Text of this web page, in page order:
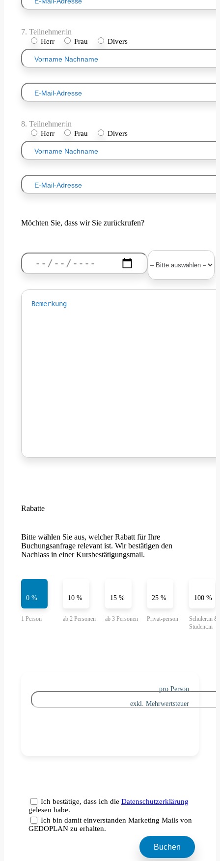
7. Teilnehmer:in
Herr Frau Divers
8. Teilnehmer:in
Herr Frau Divers
Möchten Sie, dass wir Sie zurückrufen?
Rabatte
Bitte wählen Sie aus, welcher Rabatt für Ihre
Buchungsanfrage relevant ist. Wir bestätigen den
Nachlass in einer Kursbestätigungsmail.
0 % 10 % 15 % 25 % 100 %
pro Person
exkl. Mehrwertsteuer
Ich bestätige, dass ich die Datenschutzerklärung
gelesen habe.
Ich bin damit einverstanden Marketing Mails von
GEDOPLAN zu erhalten.